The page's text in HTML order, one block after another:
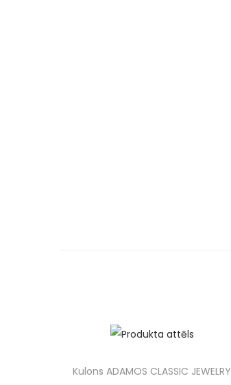
Kulons ADAMOS CLASSIC JEWELRY